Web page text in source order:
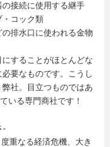
の接続に使用する継手
・コック類
排水口に使われる金物
することがほとんどな
要なものです。こうし
社。目立つものではあ
いる専門商社です！
-
重なる経済危機、大き